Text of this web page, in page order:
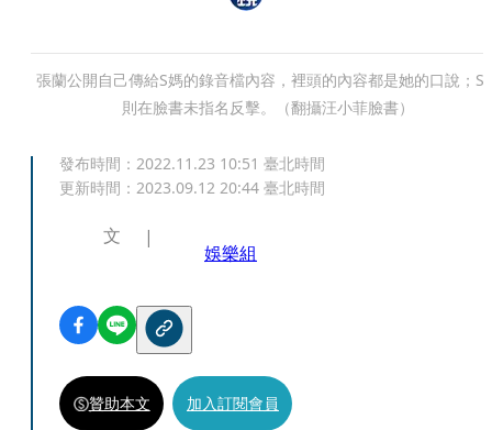
張蘭公開自己傳給S媽的錄音檔內容，裡頭的內容都是她的口說；S
則在臉書未指名反擊。（翻攝汪小菲臉書）
發布時間： 2022.11.23 10:51 臺北時間
更新時間： 2023.09.12 20:44 臺北時間
文
娛樂組
贊助本文 加入訂閱會員